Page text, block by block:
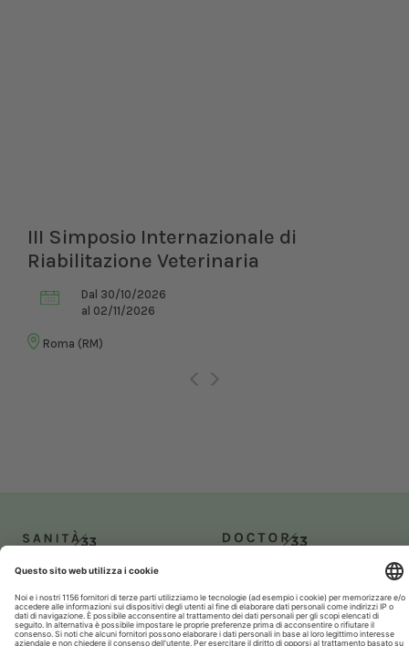
III Simposio Internazionale di
Riabilitazione Veterinaria
Dal 30/10/2026
al 02/11/2026
Roma (RM)